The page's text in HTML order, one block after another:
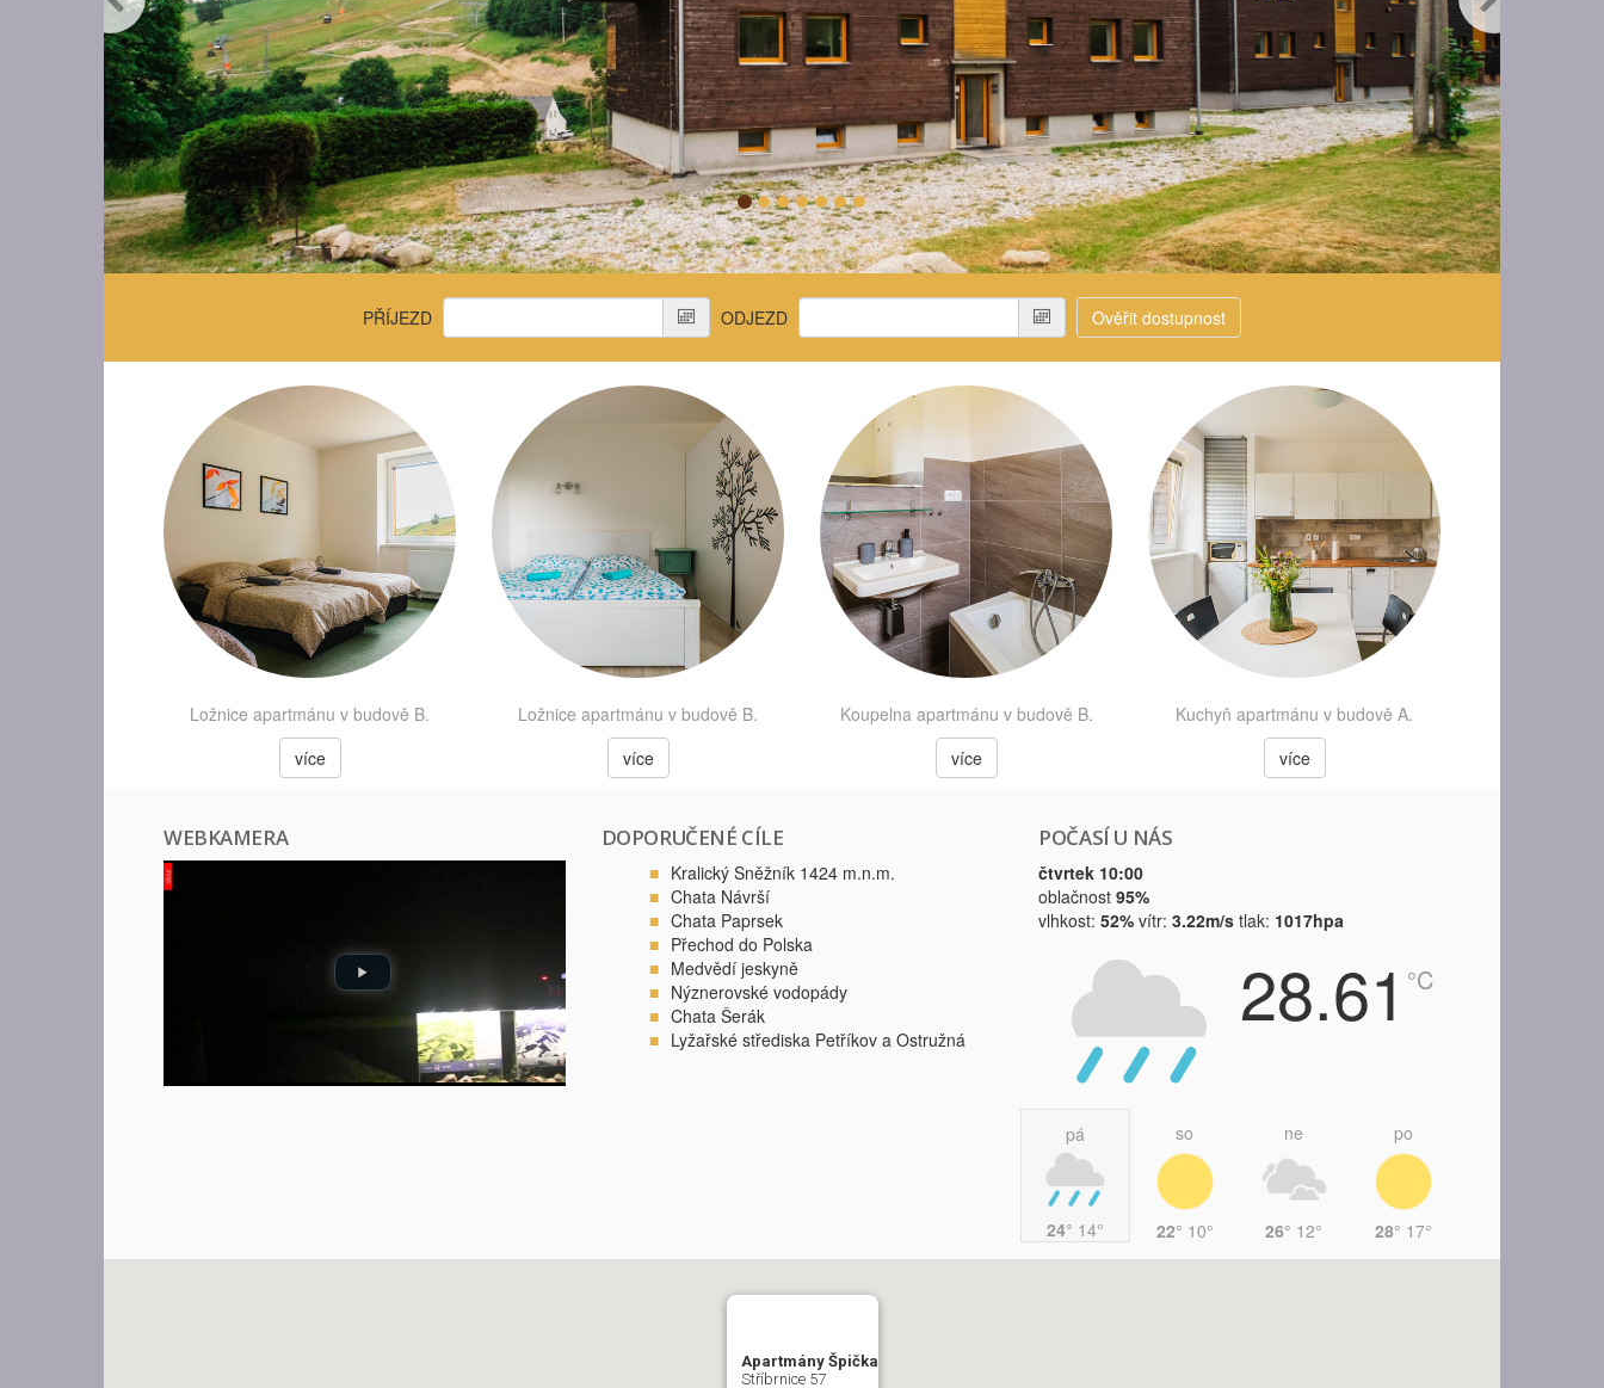
PŘÍJEZD ODJEZD Ověřit dostupnost
Ložnice apartmánu v budově B.
více
Ložnice apartmánu v budově B.
více
Koupelna apartmánu v budově B.
více
Kuchyň apartmánu v budově A.
více
WEBKAMERA DOPORUČENÉ CÍLE
Kralický Sněžník 1424 m.n.m.
Chata Návrší
Chata Paprsek
Přechod do Polska
Medvědí jeskyně
Nýznerovské vodopády
Chata Šerák
Lyžařské střediska Petříkov a Ostružná
POČASÍ U NÁS
čtvrtek 10:00
oblačnost95%
vlhkost:52% vítr:3.22m/s tlak: 1017hpa
28.61 °C
pá
24° 14°
so
22° 10°
ne
26° 12°
po
28° 17°
Apartmány Špička
Stříbrnice 57